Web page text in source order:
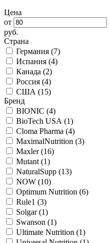
Цена
от
руб.
Страна
Германия (7)
Испания (4)
Канада (2)
Россия (4)
США (15)
Бренд
BIONIC (4)
BioTech USA (1)
Cloma Pharma (4)
MaximalNutrition (3)
Maxler (16)
Mutant (1)
NaturalSupp (13)
NOW (10)
Optimum Nutrition (6)
Rule1 (3)
Solgar (1)
Swanson (1)
Ultimate Nutrition (1)